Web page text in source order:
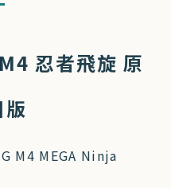
忍者飛旋 原
版
M4 MEGA Ninja